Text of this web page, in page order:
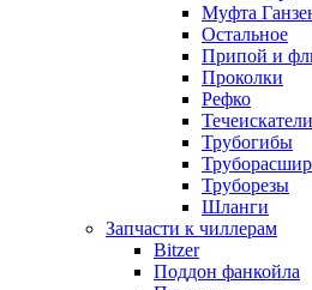
Муфта
Остальное
Припой и
Проколки
Рефко
Течеискатели
Трубогибы
Труборезы
Шланги
Запчасти к чиллерам
Bitzer
Поддон фанкойла